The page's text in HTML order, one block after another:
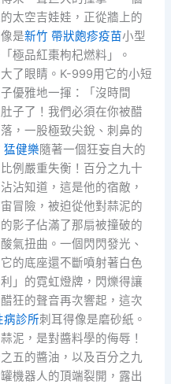
太空吉娃娃，正從牆上的
是新竹 帶狀皰疹疫苗小型
極品紅棗枸杞燃料」。
了眼睛。K-999用它的小短
優雅地一揮：「沒時間
子了！我們必須在你被醋
，一股極致尖銳、刺鼻的
猛健樂隨著一個狂妄自大的
例嚴重失衡！百分之九十
沾知道，這是他的宿敵，
冒險，被迫從他對蒜泥的
影子佔滿了那扇被撞破的
氣扭曲。一個閃閃發光、
的底座還不斷噴射著白色
」的霓虹燈牌，閃爍得讓
狂的聲音再次響起，這次
病診所刺耳得像是磨砂紙。
泥，是對醬料學的侮辱！
五的醬油，以及百分之九
機器人的頂端裂開，露出